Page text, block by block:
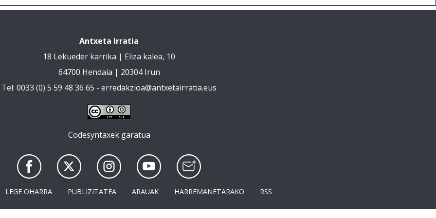
Antxeta Irratia
18 Lekueder karrika | Eliza kalea, 10
64700 Hendaia | 20304 Irun
Tel: 0033 (0) 5 59 48 36 65 - erredakzioa@antxetairratia.eus
Codesyntaxek garatua
LEGE OHARRA PUBLIZITATEA ARAUAK HARREMANETARAKO RSS